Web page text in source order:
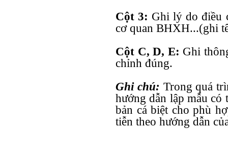
Cột 3: Ghi lý do điều
cơ quan BHXH...(ghi
Cột C, D, E: Ghi
chỉnh đúng.
Ghi chú: Trong quá
hướng dẫn lập mẫu có
bản cá biệt cho phù
tiễn theo hướng dẫn